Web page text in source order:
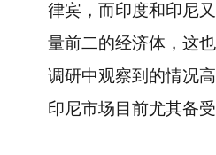
律宾，而印度和印尼
量前二的经济体，这
调研中观察到的情况
印尼市场目前尤其备受